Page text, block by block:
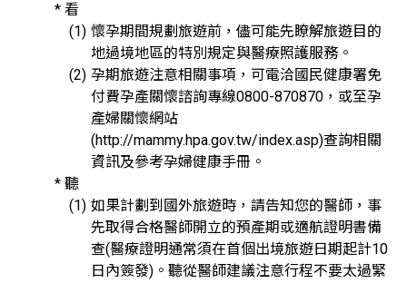
* 看
懷孕期間規劃旅遊前，儘可能先瞭解旅遊目的
地過境地區的特別規定與醫療照護服務。
孕期旅遊注意相關事項，可電洽國民健康署免
付費孕產關懷諮詢專線0800-870870，或至孕
產婦關懷網站
(http://mammy.hpa.gov.tw/index.asp)查詢相關
資訊及參考孕婦健康手冊。
* 聽
如果計劃到國外旅遊時，請告知您的醫師，事
先取得合格醫師開立的預產期或適航證明書備
查(醫療證明通常須在首個出境旅遊日期起計10
日內簽發)。聽從醫師建議注意行程不要太過緊